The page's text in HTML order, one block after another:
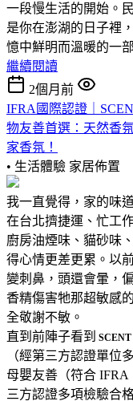
一段慢生活的開始。
是你在澎湖的日子裡
憶中鮮明而溫暖的一
繼續閱讀
2個月前
IFRA國際認證｜
物友善首選：天然香
家香氛！
• 生活體驗 家居佈置
我一直覺得，家的味
在台北擠捷運、忙工
廚房油煙味、貓砂味
得心情更差更累。以
變刺鼻，頭還會暈，
香精傷害牠那超敏感
全敬謝不敏。
直到前陣子看到
（經第三方認證單位
母嬰友善（符合
三方認證多項檢驗合